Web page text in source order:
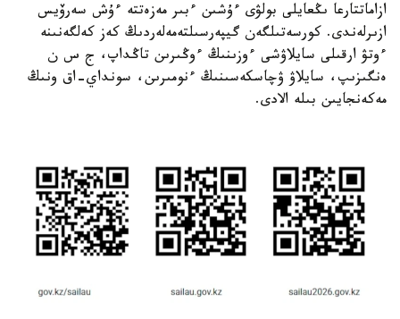
ازاماتتارعا ىڭعايلى بولۋى ءۇشىن ءبىر مەزەتتە ءۇش سەرۆيس
ازىرلەندى. كورسەتىلگەن گيپەرسىلتەمەلەردىڭ كەز كەلگەنىنە
ءوتۋ ارقىلى سايلاۋشى ءوزىنىڭ ءوڭىرىن تاڭداپ، ج س ن
ەنگىزىپ، سايلاۋ ۋچاسكەسىنىڭ ءنومىرىن، سونداي-اق ونىڭ
مەكەنجايىن بىلە الادى.